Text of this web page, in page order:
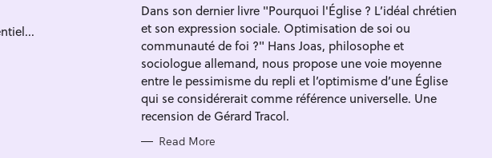
O
R
I
E
S
Dans son dernier livre "Pourquoi l'Église ? L’idéal chrétien
et son expression sociale. Optimisation de soi ou
communauté de foi ?" Hans Joas, philosophe et
sociologue allemand, nous propose une voie moyenne
entre le pessimisme du repli et l’optimisme d’une Église
qui se considérerait comme référence universelle. Une
recension de Gérard Tracol.
Read More